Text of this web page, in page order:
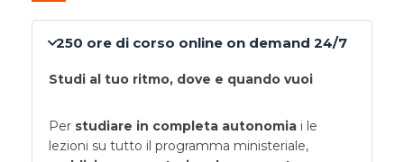
250 ore di corso online on demand 24/7
Studi al tuo ritmo, dove e quando vuoi
Per studiare in completa autonomia i le
lezioni su tutto il programma ministeriale,